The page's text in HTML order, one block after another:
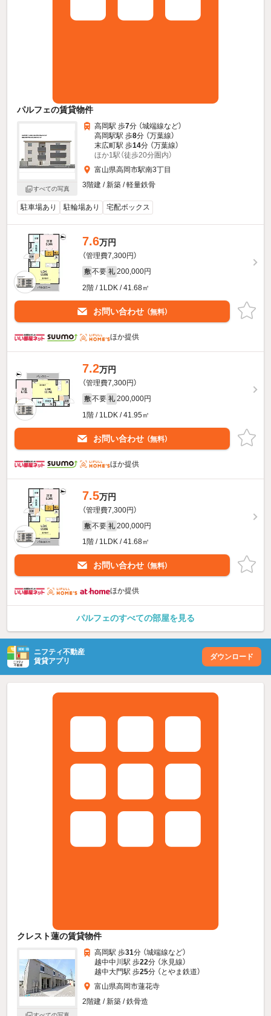
パルフェの賃貸物件
すべての写真
高岡駅 歩7分 （城端線など）
高岡駅駅 歩8分 （万葉線）
末広町駅 歩14分 （万葉線）
ほか1駅（徒歩20分圏内）
富山県高岡市駅南3丁目
3階建 / 新築 / 軽量鉄骨
駐車場あり 駐輪場あり 宅配ボックス
7.6万円
（管理費7,300円）
敷 不要 礼 200,000円
2階 / 1LDK / 41.68㎡
お問い合わせ （無料）
ほか提供
7.2万円
（管理費7,300円）
敷 不要 礼 200,000円
1階 / 1LDK / 41.95㎡
お問い合わせ （無料）
ほか提供
7.5万円
（管理費7,300円）
敷 不要 礼 200,000円
1階 / 1LDK / 41.68㎡
お問い合わせ （無料）
ほか提供
パルフェのすべての部屋を見る
ニフティ不動産
賃貸アプリ
ダウンロード
クレスト蓮の賃貸物件
高岡駅 歩31分 （城端線など）
越中中川駅 歩22分 （氷見線）
越中大門駅 歩25分 （とやま鉄道）
富山県高岡市蓮花寺
2階建 / 新築 / 鉄骨造